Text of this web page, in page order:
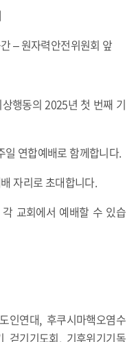
– 원자력안전위원회 앞
행동의 2025년 첫 번째 기
연합예배로 함께합니다.
자리로 초대합니다.
교회에서 예배할 수 있습
인연대, 후쿠시마핵오염수
걷기기도회, 기후위기기독